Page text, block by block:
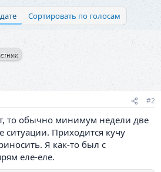
Сортировать по голосам
#2
то обычно минимум недели две
ситуации. Приходится кучу
Я как-то был с
еле-еле.